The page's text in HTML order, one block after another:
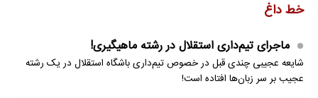
خط داغ
ماجرای تیم‌داری استقلال در رشته ماهیگیری!
شایعه عجیبی چندی قبل در خصوص تیم‌داری باشگاه استقلال در یک رشته
عجیب بر سر زبان‌ها افتاده است!